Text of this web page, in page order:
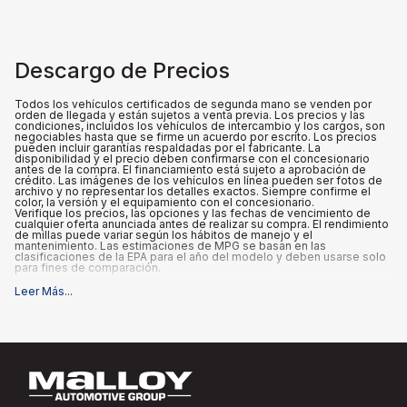
Descargo de Precios
Todos los vehículos certificados de segunda mano se venden por
orden de llegada y están sujetos a venta previa. Los precios y las
condiciones, incluidos los vehículos de intercambio y los cargos, son
negociables hasta que se firme un acuerdo por escrito. Los precios
pueden incluir garantías respaldadas por el fabricante. La
disponibilidad y el precio deben confirmarse con el concesionario
antes de la compra. El financiamiento está sujeto a aprobación de
crédito. Las imágenes de los vehículos en línea pueden ser fotos de
archivo y no representar los detalles exactos. Siempre confirme el
color, la versión y el equipamiento con el concesionario.
Verifique los precios, las opciones y las fechas de vencimiento de
cualquier oferta anunciada antes de realizar su compra. El rendimiento
de millas puede variar según los hábitos de manejo y el
mantenimiento. Las estimaciones de MPG se basan en las
clasificaciones de la EPA para el año del modelo y deben usarse solo
para fines de comparación.
Qué está incluido
seleccionado por el comprador, así como los impuestos estatales y
locales, placas, registro y tarifas de título.
Leer Más...